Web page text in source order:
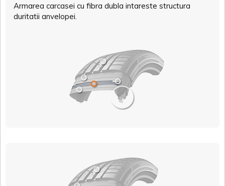
Armarea carcasei cu fibra dubla intareste structura
duritatii anvelopei.